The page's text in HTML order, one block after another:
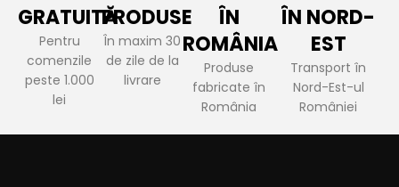
GRATUITĂ
Pentru
comenzile
peste 1.000
lei
PRODUSE
În maxim 30
de zile de la
livrare
ÎN
ROMÂNIA
Produse
fabricate în
România
ÎN NORD-
EST
Transport în
Nord-Est-ul
României